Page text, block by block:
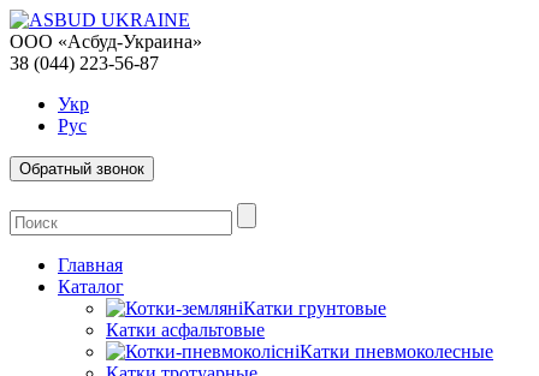
ООО «Асбуд-Украина»
38 (044) 223-56-87
Укр
Рус
Обратный звонок
Главная
Каталог
Катки грунтовые
Катки асфальтовые
Катки пневмоколесные